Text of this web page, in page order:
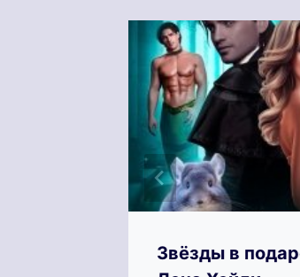
Звёзды в